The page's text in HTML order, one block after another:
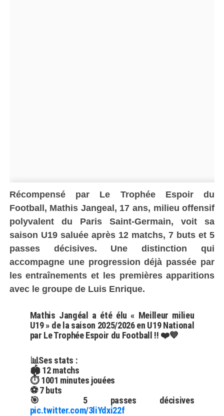
Récompensé par Le Trophée Espoir du
Football, Mathis Jangeal, 17 ans, milieu offensif
polyvalent du Paris Saint-Germain, voit sa
saison U19 saluée après 12 matchs, 7 buts et 5
passes décisives. Une distinction qui
accompagne une progression déjà passée par
les entraînements et les premières apparitions
avec le groupe de Luis Enrique.
Mathis Jangéal a été élu « Meilleur milieu
U19 » de la saison 2025/2026 en U19 National
par Le Trophée Espoir du Football !! ❤️💙
📊Ses stats :
🏟️ 12 matchs
⏱️ 1001 minutes jouées
⚽️ 7 buts
🎯 5 passes décisives
pic.twitter.com/3liYdxi22f